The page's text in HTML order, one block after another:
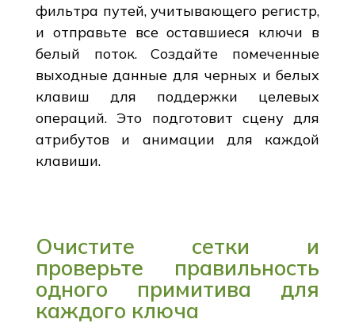
фильтра путей, учитывающего регистр,
и отправьте все оставшиеся ключи в
белый поток. Создайте помеченные
выходные данные для черных и белых
клавиш для поддержки целевых
операций. Это подготовит сцену для
атрибутов и анимации для каждой
клавиши.
Очистите сетки и
проверьте правильность
одного примитива для
каждого ключа